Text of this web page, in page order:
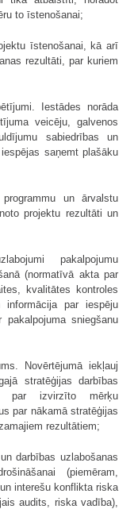
to īstenošanai;
īstenošanai, kā arī
rezultāti, par kuriem
Iestādes norāda
veicēju, galvenos
sabiedrības un
saņemt plašāku
un ārvalstu
projektu rezultāti un
pakalpojumu
(normatīvā akta par
kvalitātes kontroles
par iespēju
pakalpojuma sniegšanu
Novērtējumā iekļauj
stratēģijas darbības
par izvirzīto mērķu
par nākamā stratēģijas
rezultātiem;
darbības uzlabošanas
(piemēram,
interešu konflikta riska
audits, riska vadība),